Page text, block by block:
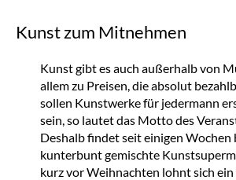
Kunst zum Mitnehmen
Kunst gibt es auch außerhalb von
allem zu Preisen, die absolut
sollen Kunstwerke für jedermann
sein, so lautet das Motto des
Deshalb findet seit einigen Wochen
kunterbunt gemischte
kurz vor Weihnachten lohnt sich ein